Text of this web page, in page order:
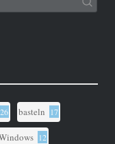
26 basteln 17
12